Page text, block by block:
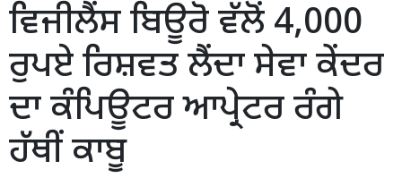
ਵਿਜੀਲੈਂਸ ਬਿਊਰੋ ਵੱਲੋਂ 4,000
ਰੁਪਏ ਰਿਸ਼ਵਤ ਲੈਂਦਾ ਸੇਵਾ ਕੇਂਦਰ
ਦਾ ਕੰਪਿਊਟਰ ਆਪ੍ਰੇਟਰ ਰੰਗੇ
ਹੱਥੀਂ ਕਾਬੂ